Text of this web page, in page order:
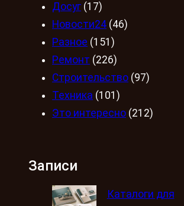
Досуг (17)
Новости24 (46)
Разное (151)
Ремонт (226)
Строительство (97)
Техника (101)
Это интересно (212)
Записи
Каталоги для